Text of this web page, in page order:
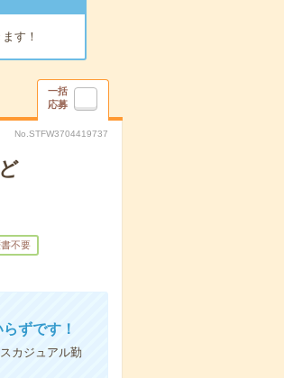
す！
一括
応募
No.STFW3704419737
不要
ずです！
カジュアル勤